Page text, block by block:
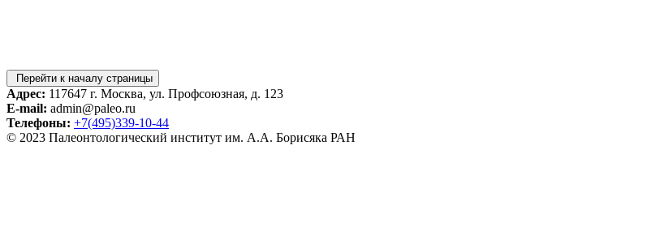
Перейти к началу страницы
Адрес: 117647 г. Москва, ул. Профсоюзная, д. 123
E-mail: admin@paleo.ru
Телефоны: +7(495)339-10-44
© 2023 Палеонтологический институт им. А.А. Борисяка РАН